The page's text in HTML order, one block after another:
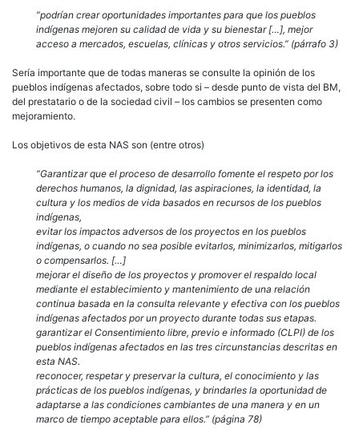
“podrían crear oportunidades importantes para que los pueblos
indígenas mejoren su calidad de vida y su bienestar […], mejor
acceso a mercados, escuelas, clínicas y otros servicios.” (párrafo 3)
Sería importante que de todas maneras se consulte la opinión de los
pueblos indígenas afectados, sobre todo si – desde punto de vista del BM,
del prestatario o de la sociedad civil – los cambios se presenten como
mejoramiento.
Los objetivos de esta NAS son (entre otros)
“Garantizar que el proceso de desarrollo fomente el respeto por los
derechos humanos, la dignidad, las aspiraciones, la identidad, la
cultura y los medios de vida basados en recursos de los pueblos
indígenas,
evitar los impactos adversos de los proyectos en los pueblos
indígenas, o cuando no sea posible evitarlos, minimizarlos, mitigarlos
o compensarlos. […]
mejorar el diseño de los proyectos y promover el respaldo local
mediante el establecimiento y mantenimiento de una relación
continua basada en la consulta relevante y efectiva con los pueblos
indígenas afectados por un proyecto durante todas sus etapas.
garantizar el Consentimiento libre, previo e informado (CLPI) de los
pueblos indígenas afectados en las tres circunstancias descritas en
esta NAS.
reconocer, respetar y preservar la cultura, el conocimiento y las
prácticas de los pueblos indígenas, y brindarles la oportunidad de
adaptarse a las condiciones cambiantes de una manera y en un
marco de tiempo aceptable para ellos.” (página 78)